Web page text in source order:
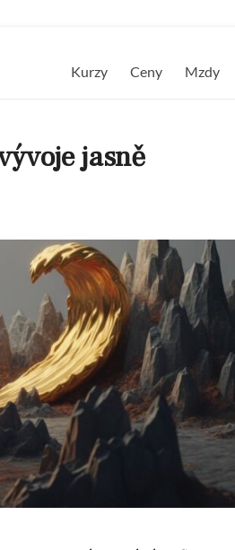
Kurzy Ceny Mzdy
jasně